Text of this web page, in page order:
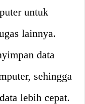
untuk
lainnya.
data
sehingga
lebih cepat.